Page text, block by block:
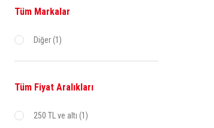
Tüm Markalar
Diğer (1)
Tüm Fiyat Aralıkları
250 TL ve altı (1)